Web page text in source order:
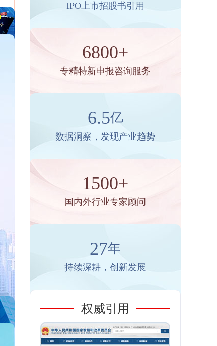
IPO上市招股书引用
6800+
专精特新申报咨询服务
6.5亿
数据洞察，发现产业趋势
1500+
国内外行业专家顾问
27年
持续深耕，创新发展
权威引用